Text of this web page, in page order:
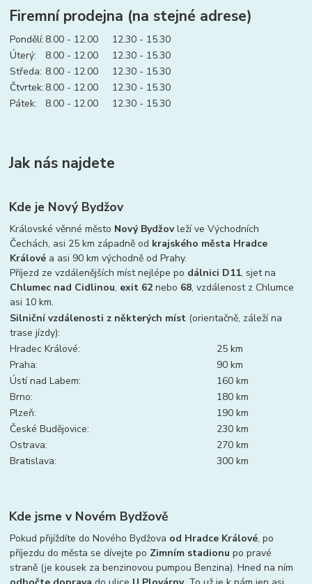
Firemní prodejna (na stejné adrese)
Pondělí: 8.00 - 12.00 12.30 - 15.30
Úterý:
8.00 - 12.00 12.30 - 15.30
Středa: 8.00 - 12.00 12.30 - 15.30
Čtvrtek: 8.00 - 12.00 12.30 - 15.30
Pátek:
8.00 - 12.00 12.30 - 15.30
Jak nás najdete
Kde je Nový Bydžov
Královské věnné město Nový Bydžovleží ve Východních
Čechách, asi 25 km západně od krajského města Hradce
Králové a asi 90 km východně od Prahy.
Příjezd ze vzdálenějších míst nejlépe po dálnici D11, sjet na
Chlumec nad Cidlinou, exit 62nebo 68, vzdálenost z Chlumce
asi 10 km.
Silniční vzdálenosti z některých míst (orientačně, záleží na
trase jízdy):
Hradec Králové:
25 km
Praha:
90 km
Ústí nad Labem:
160 km
Brno:
180 km
Plzeň:
190 km
České Budějovice:
230 km
Ostrava:
270 km
Bratislava:
300 km
Kde jsme v Novém Bydžově
Pokud přijíždíte do Nového Bydžova od Hradce Králové, po
příjezdu do města se dívejte po Zimním stadionu po pravé
straně (je kousek za benzinovou pumpou Benzina). Hned na ním